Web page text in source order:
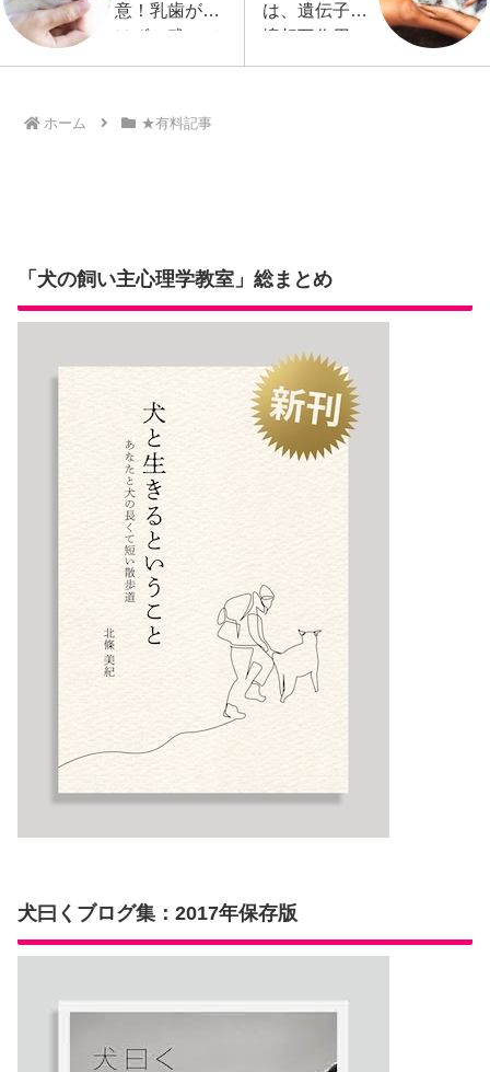
意！乳歯が抜
けずに残って
いませんか？
は、遺伝子環
境相互作用に
より行動・性
ホーム ★有料記事
「犬の飼い主心理学教室」総まとめ
犬曰くブログ集：2017年保存版